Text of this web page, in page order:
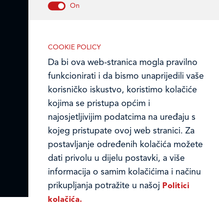
Ledo u inozemstvu
Privacy notice and Cookies
© LEDO plus d.o.o. 2026.
COOKIE POLICY
Da bi ova web-stranica mogla pravilno
funkcionirati i da bismo unaprijedili vaše
korisničko iskustvo, koristimo kolačiće
kojima se pristupa općim i
najosjetljivijim podatcima na uređaju s
kojeg pristupate ovoj web stranici. Za
postavljanje određenih kolačića možete
dati privolu u dijelu postavki, a više
informacija o samim kolačićima i načinu
prikupljanja potražite u našoj Politici
kolačića.
Nužni kolačići omogućuju osnovne
funkcionalnosti. Bez ovih kolačića, web-
stranica ne može pravilno funkcionirati,
a isključiti ih možete mijenjanjem
postavki u svome web-pregledniku.
Analitički kolačići
Analitički kolačići pomažu nam
unaprijediti web-stranicu prikupljanjem i
analizom podataka o njeziinu korištenju.